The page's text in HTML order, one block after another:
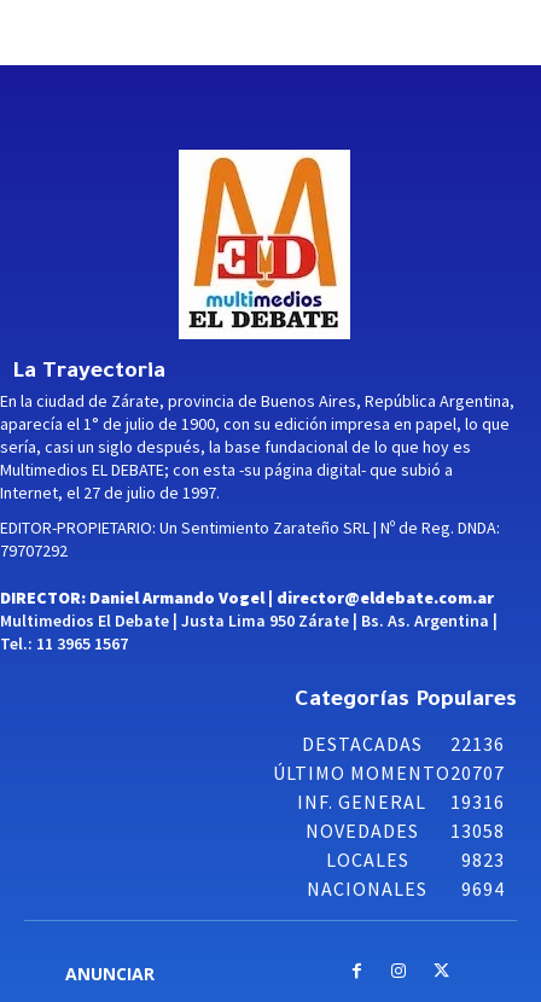
La Trayectoria
En la ciudad de Zárate, provincia de Buenos Aires, República Argentina,
aparecía el 1° de julio de 1900, con su edición impresa en papel, lo que
sería, casi un siglo después, la base fundacional de lo que hoy es
Multimedios EL DEBATE; con esta -su página digital- que subió a
Internet, el 27 de julio de 1997.
EDITOR-PROPIETARIO: Un Sentimiento Zarateño SRL | Nº de Reg. DNDA:
79707292
DIRECTOR: Daniel Armando Vogel | director@eldebate.com.ar
Multimedios El Debate | Justa Lima 950 Zárate | Bs. As. Argentina |
Tel.: 11 3965 1567
Categorías Populares
DESTACADAS
22136
ÚLTIMO MOMENTO20707
INF. GENERAL
19316
NOVEDADES
13058
LOCALES
9823
NACIONALES
9694
ANUNCIAR